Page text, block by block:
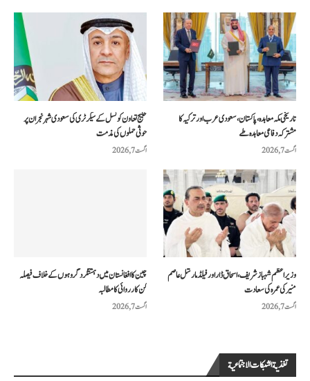
خلیج تعاون کونسل کے سیکرٹری کی سعودی شہر نجران پر
حوثی حملوں کی مذمت
اگست 7, 2026
تاریخی مکہ معاہدہ، پاکستان، سعودی عرب اور ترکیہ کا
مشترکہ دفاعی معاہدہ طے
اگست 7, 2026
چین کا افغانستان میں دہشتگرد گروہوں کے خلاف فیصلہ
کن کارروائی کا مطالبہ
اگست 7, 2026
وزیراعظم شہباز شریف، اسحاق ڈار اور فیلڈ مارشل عاصم
منیر کی عمرہ کی سعادت
اگست 7, 2026
تغذية الشبكات الاجتماعية